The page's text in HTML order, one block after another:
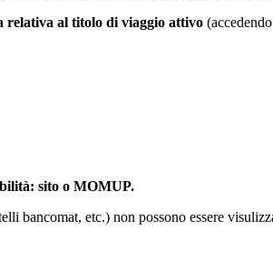
relativa al titolo di viaggio attivo
sito o MOMUP.
bancomat, etc.) non possono essere